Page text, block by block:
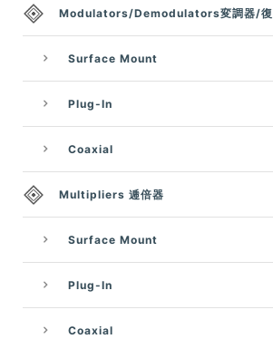
Modulators/Demodulators変調器/復
Surface Mount
Plug-In
Coaxial
Multipliers 逓倍器
Surface Mount
Plug-In
Coaxial